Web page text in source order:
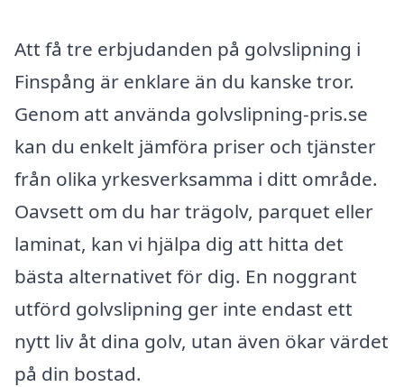
Att få tre erbjudanden på golvslipning i
Finspång är enklare än du kanske tror.
Genom att använda golvslipning-pris.se
kan du enkelt jämföra priser och tjänster
från olika yrkesverksamma i ditt område.
Oavsett om du har trägolv, parquet eller
laminat, kan vi hjälpa dig att hitta det
bästa alternativet för dig. En noggrant
utförd golvslipning ger inte endast ett
nytt liv åt dina golv, utan även ökar värdet
på din bostad.